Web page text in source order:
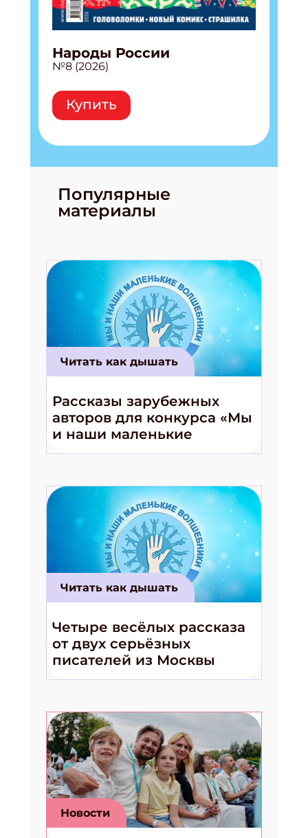
Народы России
№8 (2026)
Купить
Популярные
материалы
Читать как дышать
Рассказы зарубежных
авторов для конкурса «Мы
и наши маленькие
волшебники!»
Читать как дышать
Четыре весёлых рассказа
от двух серьёзных
писателей из Москвы
Новости